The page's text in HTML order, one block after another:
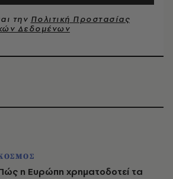
η Ευρώπη χρηματοδοτεί τα
την Πολιτική Προστασίας
Δεδομένων